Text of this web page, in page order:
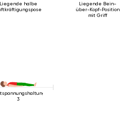
Liegende halbe
Liegende Bein-
über-Kopf-Position
mit Griff
3